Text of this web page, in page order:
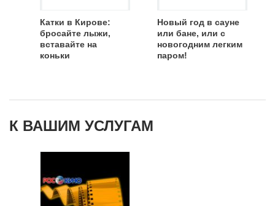
Катки в Кирове:
бросайте лыжи,
вставайте на
коньки
Новый год в сауне
или бане, или с
новогодним легким
паром!
К ВАШИМ УСЛУГАМ